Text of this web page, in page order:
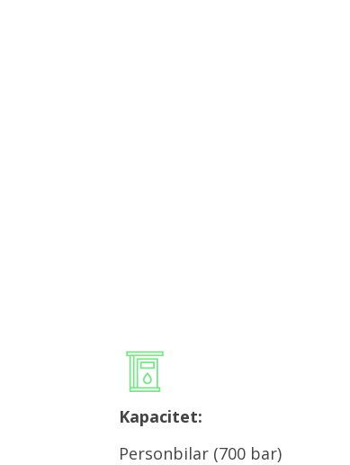
Kapacitet:
Personbilar (700 bar)